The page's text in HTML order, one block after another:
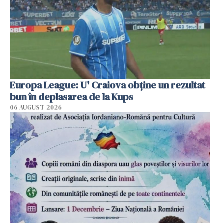
Europa League: U' Craiova obține un rezultat
bun în deplasarea de la Kups
06 AUGUST 2026